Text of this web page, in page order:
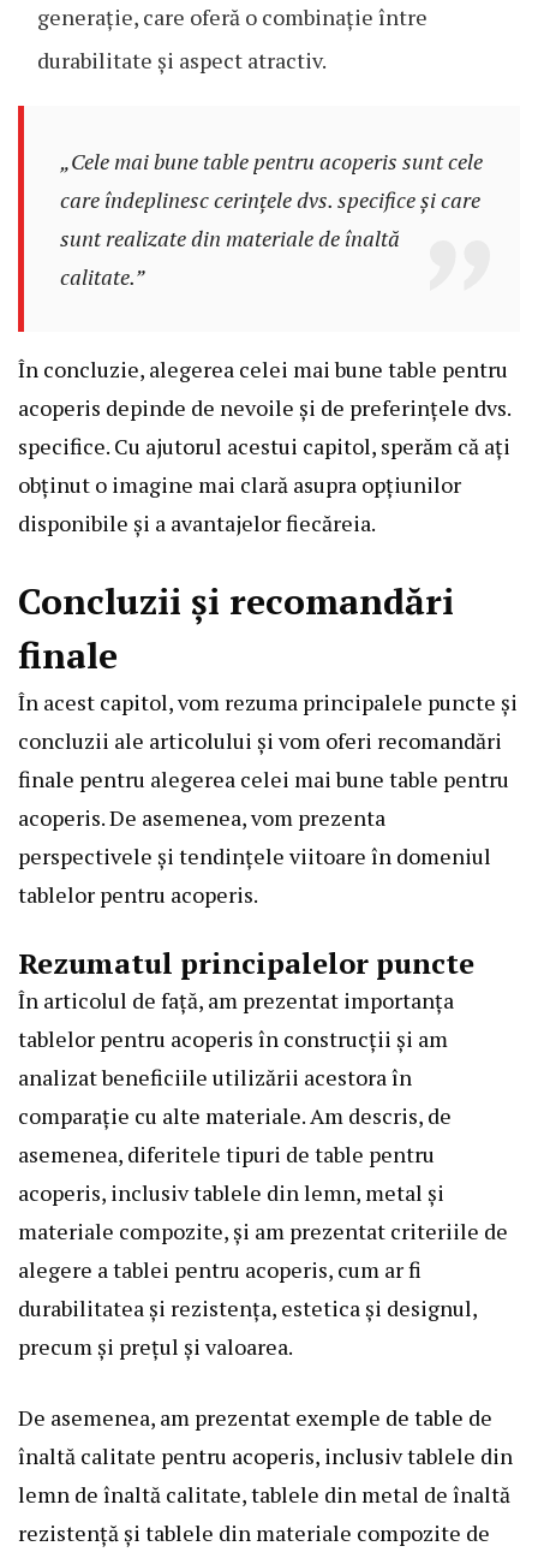
generație, care oferă o combinație între
durabilitate și aspect atractiv.
„Cele mai bune table pentru acoperis sunt cele
care îndeplinesc cerințele dvs. specifice și care
sunt realizate din materiale de înaltă
calitate.”
În concluzie, alegerea celei mai bune table pentru
acoperis depinde de nevoile și de preferințele dvs.
specifice. Cu ajutorul acestui capitol, sperăm că ați
obținut o imagine mai clară asupra opțiunilor
disponibile și a avantajelor fiecăreia.
Concluzii și recomandări
finale
În acest capitol, vom rezuma principalele puncte și
concluzii ale articolului și vom oferi recomandări
finale pentru alegerea celei mai bune table pentru
acoperis. De asemenea, vom prezenta
perspectivele și tendințele viitoare în domeniul
tablelor pentru acoperis.
Rezumatul principalelor puncte
În articolul de față, am prezentat importanța
tablelor pentru acoperis în construcții și am
analizat beneficiile utilizării acestora în
comparație cu alte materiale. Am descris, de
asemenea, diferitele tipuri de table pentru
acoperis, inclusiv tablele din lemn, metal și
materiale compozite, și am prezentat criteriile de
alegere a tablei pentru acoperis, cum ar fi
durabilitatea și rezistența, estetica și designul,
precum și prețul și valoarea.
De asemenea, am prezentat exemple de table de
înaltă calitate pentru acoperis, inclusiv tablele din
lemn de înaltă calitate, tablele din metal de înaltă
rezistență și tablele din materiale compozite de